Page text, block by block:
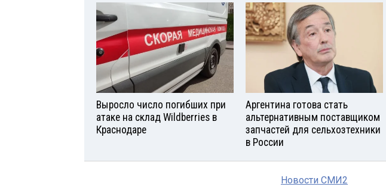
Выросло число погибших при
атаке на склад Wildberries в
Краснодаре
Аргентина готова стать
альтернативным поставщиком
запчастей для сельхозтехники
в России
Новости СМИ2